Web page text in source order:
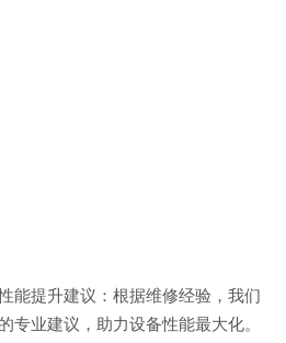
能提升建议：根据维修经验，我们
专业建议，助力设备性能最大化。